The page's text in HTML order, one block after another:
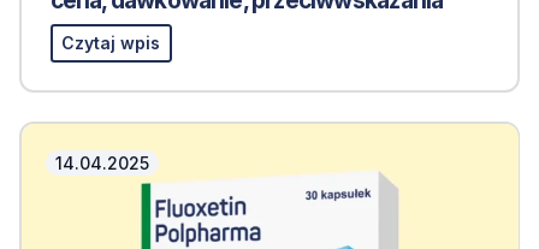
Czytaj wpis
14.04.2025